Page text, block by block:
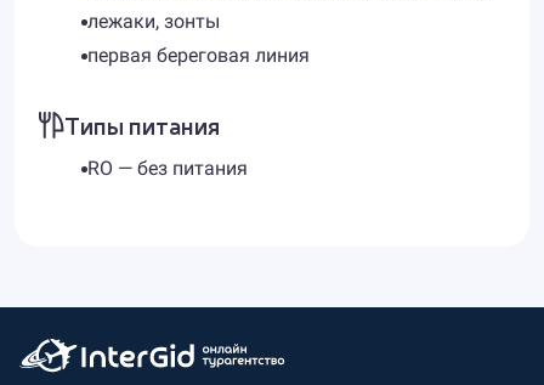
лежаки, зонты
первая береговая линия
Типы питания
RO — без питания